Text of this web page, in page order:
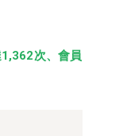
次、會員